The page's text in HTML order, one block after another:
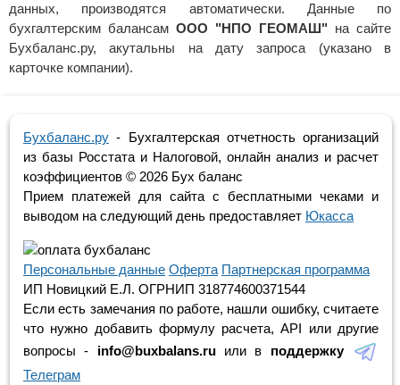
данных, производятся автоматически. Данные по
бухгалтерским балансам ООО "НПО ГЕОМАШ" на сайте
Бухбаланс.ру, акутальны на дату запроса (указано в
карточке компании).
Бухбаланс.ру - Бухгалтерская отчетность организаций
из базы Росстата и Налоговой, онлайн анализ и расчет
коэффициентов © 2026 Бух баланс
Прием платежей для сайта с бесплатными чеками и
выводом на следующий день предоставляет Юкасса
Персональные данные Оферта Партнерская программа
ИП Новицкий Е.Л. ОГРНИП 318774600371544
Если есть замечания по работе, нашли ошибку, считаете
что нужно добавить формулу расчета, API или другие
вопросы - info@buxbalans.ruили в поддержку
Телеграм